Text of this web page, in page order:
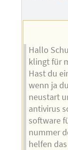
Hallo
klingt für
Hast du
wenn ja
neustart
antivirus
software
nummer
helfen